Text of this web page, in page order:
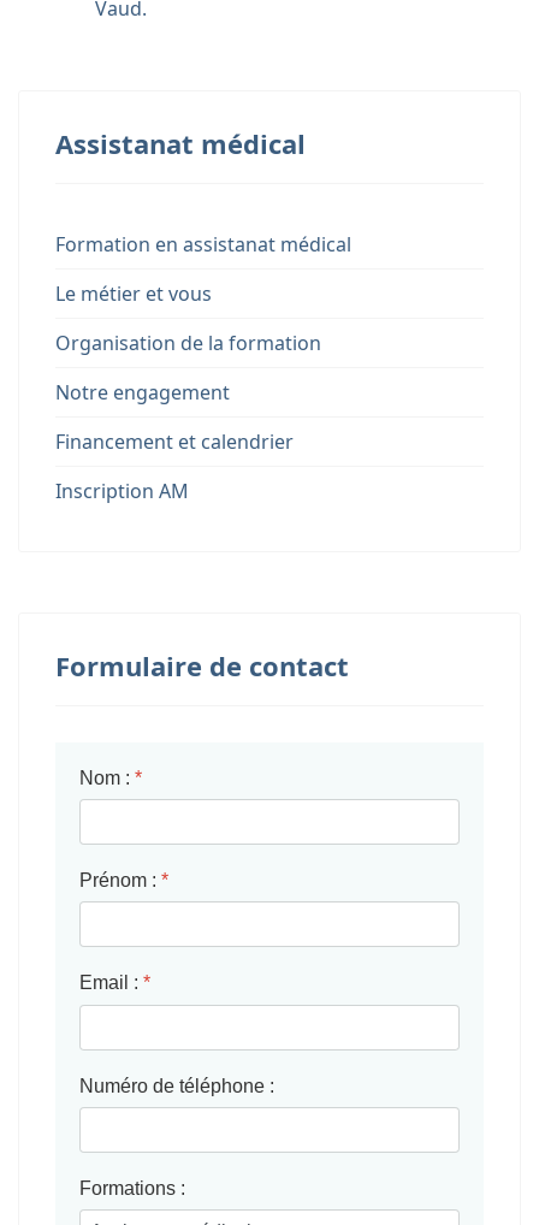
Vaud.
Assistanat médical
Formation en assistanat médical
Le métier et vous
Organisation de la formation
Notre engagement
Financement et calendrier
Inscription AM
Formulaire de contact
Nom : *
Prénom : *
Email : *
Numéro de téléphone :
Formations :